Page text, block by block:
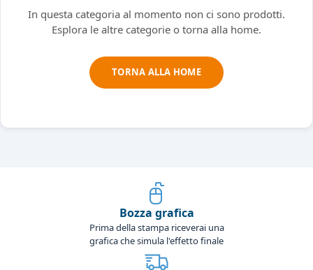
In questa categoria al momento non ci sono prodotti.
Esplora le altre categorie o torna alla home.
TORNA ALLA HOME
Bozza grafica
Prima della stampa riceverai una
grafica che simula l'effetto finale